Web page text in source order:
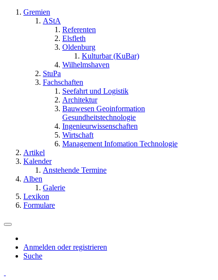
Gremien
AStA
Referenten
Elsfleth
Oldenburg
Kulturbar (KuBar)
Wilhelmshaven
StuPa
Fachschaften
Seefahrt und Logistik
Architektur
Bauwesen Geoinformation
Gesundheitstechnologie
Ingenieurwissenschaften
Wirtschaft
Management Infomation Technologie
Artikel
Kalender
Anstehende Termine
Alben
Galerie
Lexikon
Formulare
Anmelden oder registrieren
Suche